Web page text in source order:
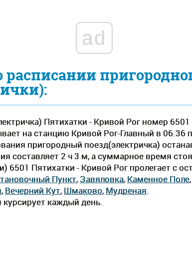
Пятихатки - Кривой Рог номер
на станцию Кривой Рог-Главный в
пригородный поезд(электричка)
составляет 2 ч 3 м, а суммарное время
6501 Пятихатки - Кривой Рог пролегает c
Пункт, Завяловка, Каменное Поле
, Вечерний Кут, Шмаково, Мудреная.
каждый день.
ad